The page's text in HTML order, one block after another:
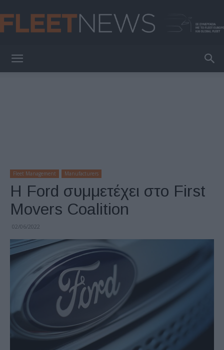
Fleet Management Manufacturers
Η Ford συμμετέχει στο First
Movers Coalition
02/06/2022